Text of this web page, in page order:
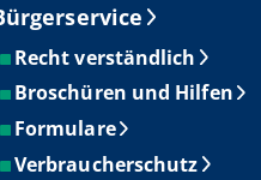
Recht verständlich
Broschüren und Hilfen
Formulare
Verbraucherschutz